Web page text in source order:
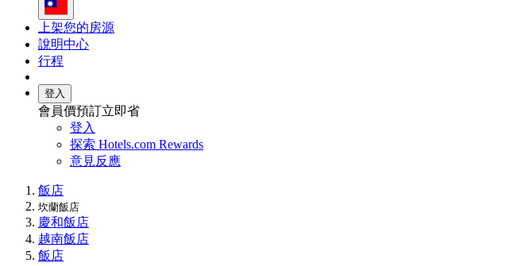
上架您的房源
說明中心
行程
登入
會員價預訂立即省
登入
探索 Hotels.com Rewards
意見反應
飯店
坎蘭飯店
慶和飯店
越南飯店
飯店